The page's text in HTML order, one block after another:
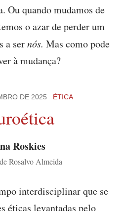
Ou quando mudamos de
o azar de perder um
a sernós. Mas como pode
à mudança?
DE 2025 ÉTICA
Roskies
Rosalvo Almeida
interdisciplinar que se
éticas levantadas pelo